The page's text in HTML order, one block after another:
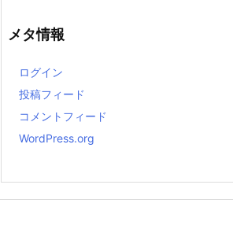
メタ情報
ログイン
投稿フィード
コメントフィード
WordPress.org